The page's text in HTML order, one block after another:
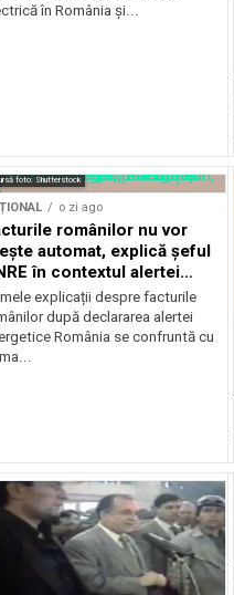
în România și...
foto: Shutterstock
o zi ago
românilor nu vor
automat, explică șeful
în contextul alertei
explicații despre facturile
după declararea alertei
România se confruntă cu